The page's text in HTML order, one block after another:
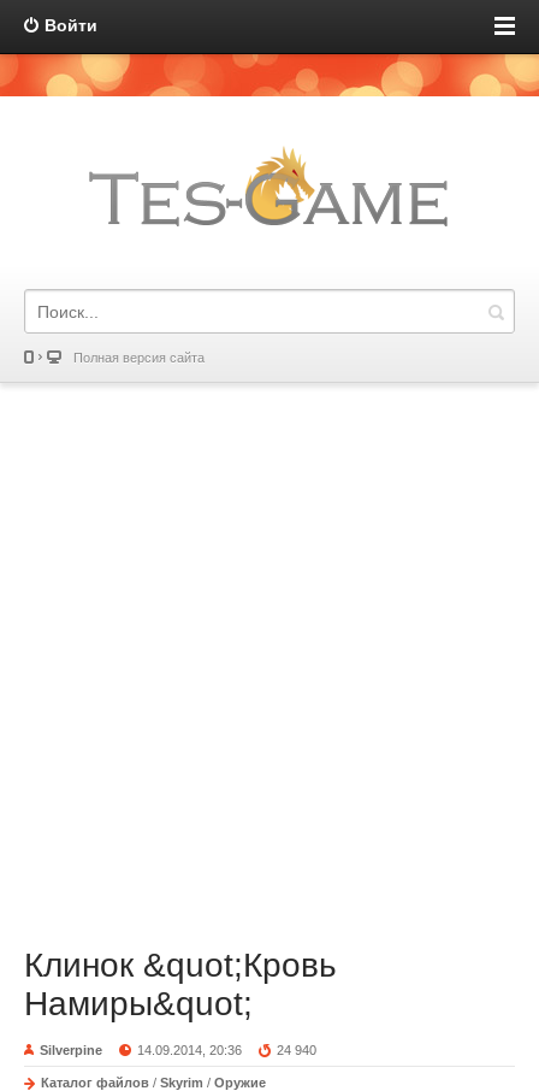
Войти
Полная версия сайта
Клинок &quot;Кровь
Намиры&quot;
Silverpine 14.09.2014, 20:36 24 940
Каталог файлов / Skyrim / Оружие